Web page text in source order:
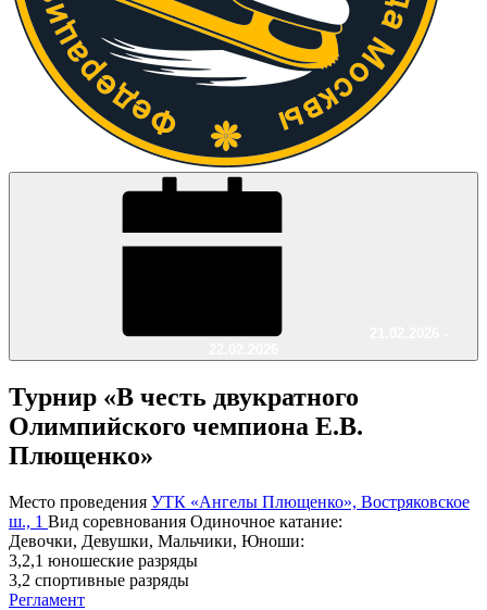
Турнир «В честь двукратного
Олимпийского чемпиона Е.В.
Плющенко»
Место проведения УТК «Ангелы Плющенко», Востряковское
ш., 1 Вид соревнования Одиночное катание:
Девочки, Девушки, Мальчики, Юноши:
3,2,1 юношеские разряды
3,2 спортивные разряды
Регламент